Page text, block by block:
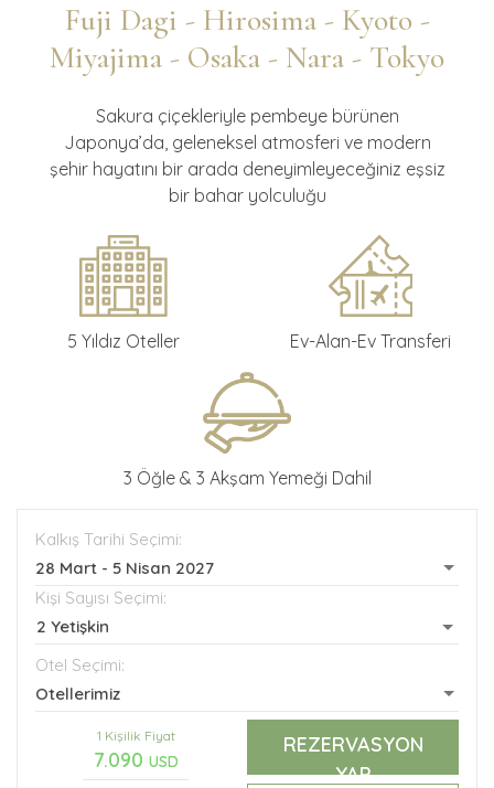
Fuji Dagi - Hirosima - Kyoto -
Miyajima - Osaka - Nara - Tokyo
Sakura çiçekleriyle pembeye bürünen
Japonya’da, geleneksel atmosferi ve modern
şehir hayatını bir arada deneyimleyeceğiniz eşsiz
bir bahar yolculuğu
5 Yıldız Oteller Ev-Alan-Ev Transferi
3 Öğle & 3 Akşam Yemeği Dahil
Kalkış Tarihi Seçimi:
28 Mart - 5 Nisan 2027
Kişi Sayısı Seçimi:
2 Yetişkin
Otel Seçimi:
Otellerimiz
1 Kişilik Fiyat
7.090 USD
REZERVASYON
YAP